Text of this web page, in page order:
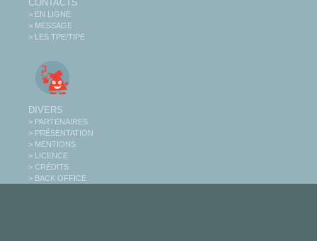
CONTACTS
> EN LIGNE
> MESSAGE
> LES TPE/TIPE
DIVERS
> PARTENAIRES
> PRÉSENTATION
> MENTIONS
> LICENCE
> CRÉDITS
> BACK OFFICE